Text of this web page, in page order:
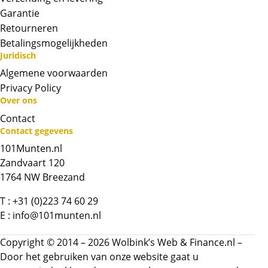
door NGC geleverd is.
Informatie over populatie
Op 25 maart 2022 hebben wij bovenstaande
Andere slabs
Wij hebben zo’n 200 slabs op voorraad. Als u
slabs, of slabs wilt verkopen: stuur dan een e-
mail naar
Chat met ons
Whatsapp ons!
Bel ons
Garantie
Retourneren
Betalingsmogelijkheden
Juridisch
Algemene voorwaarden
Privacy Policy
Over ons
Contact
Contact gegevens
101Munten.nl
Zandvaart 120
1764 NW Breezand
T : +31 (0)223 74 60 29
E : info@101munten.nl
Copyright © 2014 – 2026 Wolbink’s Web & Finance.nl –
Door het gebruiken van onze website gaat u